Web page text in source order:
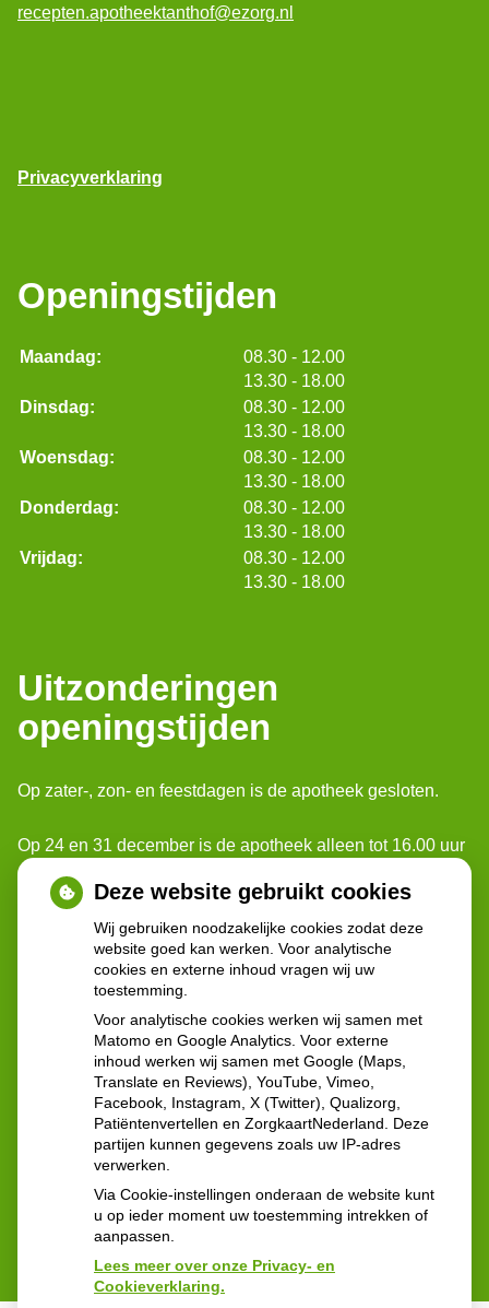
recepten.apotheektanthof@ezorg.nl
Privacyverklaring
Openingstijden
Maandag: 08.30 tot
- 12.00
13.30 tot
- 18.00
Dinsdag:
08.30 tot
- 12.00
13.30 tot
- 18.00
Woensdag:
08.30 tot
- 12.00
13.30 tot
- 18.00
Donderdag:
08.30 tot
- 12.00
13.30 tot
- 18.00
Vrijdag:
08.30 tot
- 12.00
13.30 tot
- 18.00
Uitzonderingen
openingstijden
Op zater-, zon- en feestdagen is de apotheek gesloten.
Op 24 en 31 december is de apotheek alleen tot 16.00 uur
geopend.
Voor spoedgevallen buiten onze openingstijden, kunt u
terecht bij: Poli-apotheek Reinier de Graaf.
Ze zijn geopend: 24 uur per dag 7 dagen per week
Contactgegevens:
Reinier de Graafweg 5
2625 AD Delft
015 - 212 57 60
Deze website gebruikt cookies
Wij gebruiken noodzakelijke cookies zodat deze
website goed kan werken. Voor analytische
cookies en externe inhoud vragen wij uw
toestemming.
Voor analytische cookies werken wij samen met
Matomo en Google Analytics. Voor externe
inhoud werken wij samen met Google (Maps,
Translate en Reviews), YouTube, Vimeo,
Facebook, Instagram, X (Twitter), Qualizorg,
Patiëntenvertellen en ZorgkaartNederland. Deze
partijen kunnen gegevens zoals uw IP-adres
verwerken.
Via Cookie-instellingen onderaan de website kunt
u op ieder moment uw toestemming intrekken of
aanpassen.
Lees meer over onze Privacy- en
Cookieverklaring.